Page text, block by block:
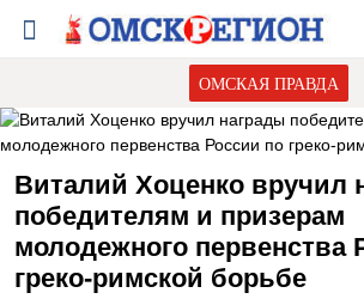
ОМСКАЯ ПРАВДА
Виталий Хоценко вручил
победителям и призерам
молодежного первенства
греко-римской борьбе